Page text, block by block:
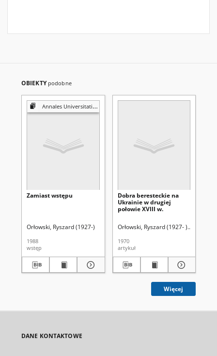
OBIEKTY podobne
Annales Universitatis Mariae Curie-Skłodowska. Sectio H, Oeconomia
Zamiast wstępu
Orłowski, Ryszard (1927-)
1988
wstęp
Dobra beresteckie na
Ukrainie w drugiej
połowie XVIII w.
Orłowski, Ryszard (1927- ).
1970
artykuł
Więcej
DANE KONTAKTOWE